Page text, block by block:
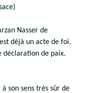
Nasser de
déjà un acte de foi.
déclaration de paix.
son sens très sûr de